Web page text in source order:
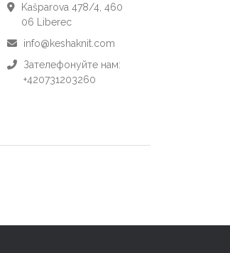
Kašparova 478/4, 460
06 Liberec
info@keshaknit.com
Зателефонуйте нам:
+420731203260